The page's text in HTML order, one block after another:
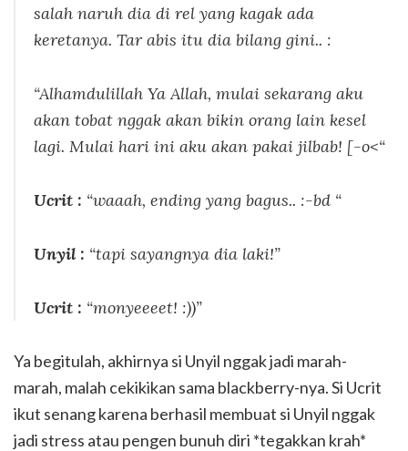
salah naruh dia di rel yang kagak ada
keretanya. Tar abis itu dia bilang gini.. :
“Alhamdulillah Ya Allah, mulai sekarang aku
akan tobat nggak akan bikin orang lain kesel
lagi. Mulai hari ini aku akan pakai jilbab! [-o<“
Ucrit : “waaah, ending yang bagus.. :-bd “
Unyil : “tapi sayangnya dia laki!”
Ucrit : “monyeeeet! :))”
Ya begitulah, akhirnya si Unyil nggak jadi marah-
marah, malah cekikikan sama blackberry-nya. Si Ucrit
ikut senang karena berhasil membuat si Unyil nggak
jadi stress atau pengen bunuh diri *tegakkan krah*